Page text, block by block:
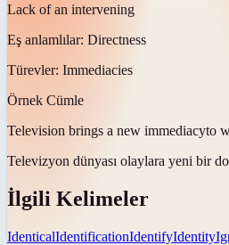
Lack of an intervening
Eş anlamlılar: Directness
Türevler: Immediacies
Örnek Cümle
Television brings a new immediacyto
Televizyon dünyası olaylara yeni bir
İlgili Kelimeler
IdenticalIdentificationIdentifyIdentity